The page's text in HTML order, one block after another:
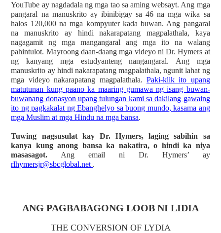
YouTube ay nagdadala ng mga tao sa aming websayt. Ang mga
pangaral na manuskrito ay ibinibigay sa 46 na mga wika sa
halos 120,000 na mga kompyuter kada buwan. Ang pangaral
na manuskrito ay hindi nakarapatang magpalathala, kaya
nagagamit ng mga mangangaral ang mga ito na walang
pahintulot. Mayroong daan-daang mga videyo ni Dr. Hymers at
ng kanyang mga estudyanteng nangangaral. Ang mga
manuskrito ay hindi nakarapatang magpalathala, ngunit lahat ng
mga videyo nakarapatang magpalathala. Paki-klik ito upang
matutunan kung paano ka maaring gumawa ng isang buwan-
buwanang donasyon upang tulungan kami sa dakilang gawaing
ito ng pagkakalat ng Ebanghelyo sa buong mundo, kasama ang
mga Muslim at mga Hindu na mga bansa.
Tuwing nagsusulat kay Dr. Hymers, laging sabihin sa
kanya kung anong bansa ka nakatira, o hindi ka niya
masasagot. Ang email ni Dr. Hymers’ ay
rlhymersjr@sbcglobal.net .
ANG PAGBABAGONG LOOB NI LIDIA
THE CONVERSION OF LYDIA